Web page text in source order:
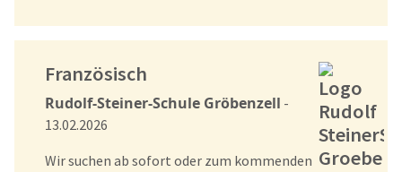
Französisch
Rudolf-Steiner-Schule Gröbenzell -
13.02.2026
Wir suchen ab sofort oder zum kommenden